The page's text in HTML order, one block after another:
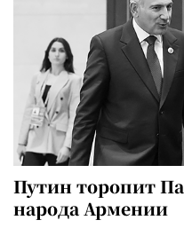
Путин торопит
народа Армении